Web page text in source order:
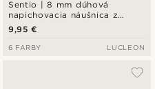
Sentio | 8 mm dúhová
napichovacia náušnica z
nehrdzavejúcej ocele
9,95 €
6 FARBY LUCLEON